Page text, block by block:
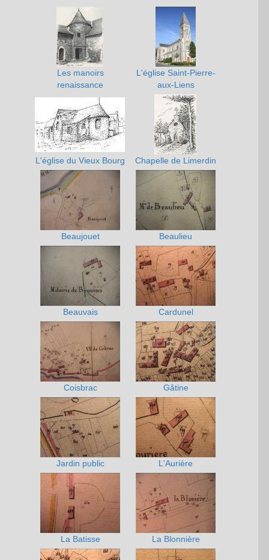
Les manoirs
renaissance
L'église Saint-Pierre-
aux-Liens
L'église du Vieux Bourg Chapelle de Limerdin
Beaujouet Beaulieu
Beauvais Cardunel
Coisbrac Gâtine
Jardin public L'Aurière
La Batisse La Blonnière